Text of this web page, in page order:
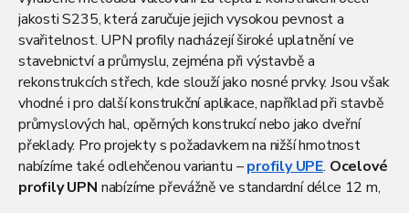
jakosti S235, která zaručuje jejich vysokou pevnost a
svařitelnost. UPN profily nacházejí široké uplatnění ve
stavebnictví a průmyslu, zejména při výstavbě a
rekonstrukcích střech, kde slouží jako nosné prvky. Jsou však
vhodné i pro další konstrukční aplikace, například při stavbě
průmyslových hal, opěrných konstrukcí nebo jako dveřní
překlady. Pro projekty s požadavkem na nižší hmotnost
nabízíme také odlehčenou variantu –profily UPE. Ocelové
profily UPN nabízíme převážně ve standardní délce 12 m,